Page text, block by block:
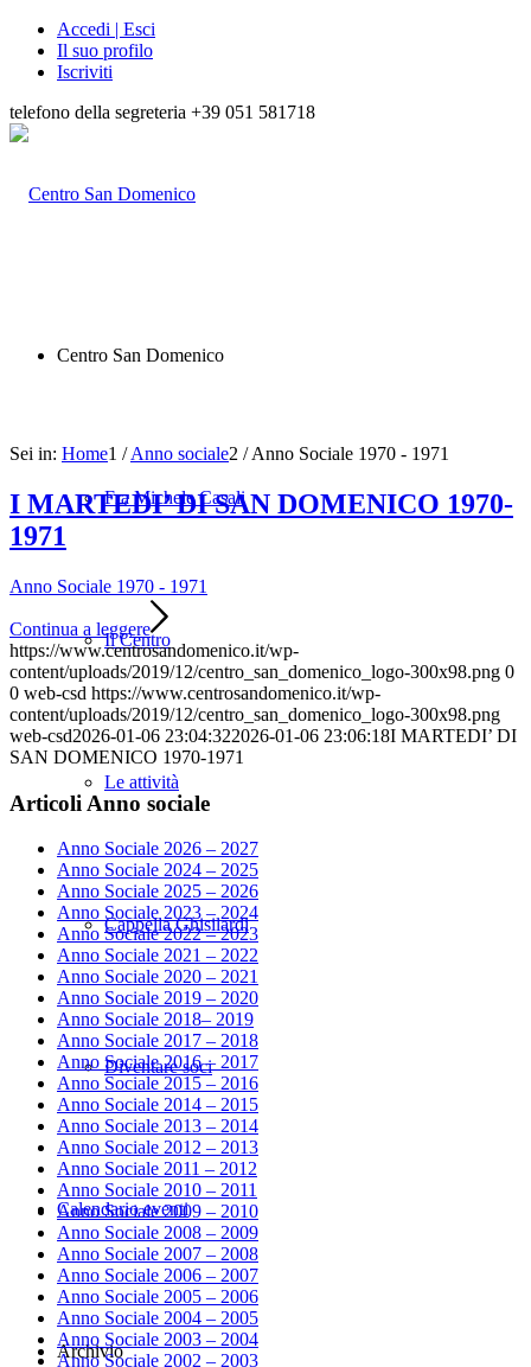
Accedi | Esci
Il suo profilo
Iscriviti
telefono della segreteria +39 051 581718
Centro San Domenico
Fra Michele Casali
Il Centro
Le attività
Cappella Ghisilardi
Diventare soci
Calendario eventi
Archivio
Sei in: Home1 / Anno sociale2 / Anno Sociale 1970 - 1971
I MARTEDI’ DI SAN DOMENICO 1970-
1971
Anno Sociale 1970 - 1971
Continua a leggere
https://www.centrosandomenico.it/wp-
content/uploads/2019/12/centro_san_domenico_logo-300x98.png 0
0 web-csd https://www.centrosandomenico.it/wp-
content/uploads/2019/12/centro_san_domenico_logo-300x98.png
web-csd2026-01-06 23:04:322026-01-06 23:06:18I MARTEDI’ DI
SAN DOMENICO 1970-1971
Articoli Anno sociale
Anno Sociale 2026 – 2027
Anno Sociale 2024 – 2025
Anno Sociale 2025 – 2026
Anno Sociale 2023 – 2024
Anno Sociale 2022 – 2023
Anno Sociale 2021 – 2022
Anno Sociale 2020 – 2021
Anno Sociale 2019 – 2020
Anno Sociale 2018– 2019
Anno Sociale 2017 – 2018
Anno Sociale 2016 – 2017
Anno Sociale 2015 – 2016
Anno Sociale 2014 – 2015
Anno Sociale 2013 – 2014
Anno Sociale 2012 – 2013
Anno Sociale 2011 – 2012
Anno Sociale 2010 – 2011
Anno Sociale 2009 – 2010
Anno Sociale 2008 – 2009
Anno Sociale 2007 – 2008
Anno Sociale 2006 – 2007
Anno Sociale 2005 – 2006
Anno Sociale 2004 – 2005
Anno Sociale 2003 – 2004
Anno Sociale 2002 – 2003